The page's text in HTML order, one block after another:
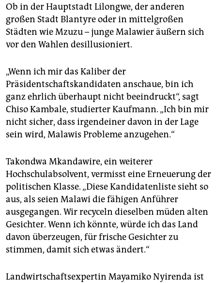
Ob in der Hauptstadt Lilongwe, der anderen
großen Stadt Blantyre oder in mittelgroßen
Städten wie Mzuzu – junge Malawier äußern sich
vor den Wahlen desillusioniert.
„Wenn ich mir das Kaliber der
Präsidentschaftskandidaten anschaue, bin ich
ganz ehrlich überhaupt nicht beeindruckt“, sagt
Chiso Kambale, studierter Kaufmann. „Ich bin mir
nicht sicher, dass irgendeiner davon in der Lage
sein wird, Malawis Probleme anzugehen.“
Takondwa Mkandawire, ein weiterer
Hochschulabsolvent, vermisst eine Erneuerung der
politischen Klasse. „Diese Kandidatenliste sieht so
aus, als seien Malawi die fähigen Anführer
ausgegangen. Wir recyceln dieselben müden alten
Gesichter. Wenn ich könnte, würde ich das Land
davon überzeugen, für frische Gesichter zu
stimmen, damit sich etwas ändert.“
Landwirtschaftsexpertin Mayamiko Nyirenda ist